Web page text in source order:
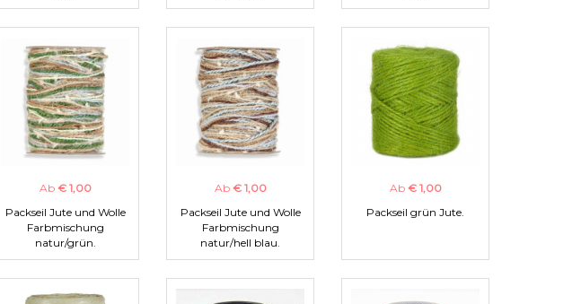
Ab € 1,00
Packseil Jute und Wolle
Farbmischung
natur/grün.
Ab € 1,00
Packseil Jute und Wolle
Farbmischung
natur/hell blau.
Ab € 1,00
Packseil grün Jute.